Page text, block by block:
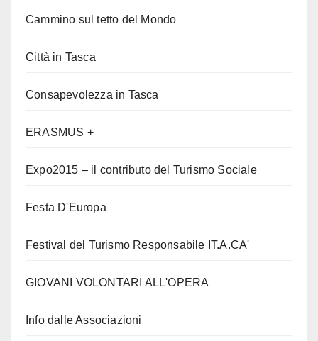
Cammino sul tetto del Mondo
Città in Tasca
Consapevolezza in Tasca
ERASMUS +
Expo2015 – il contributo del Turismo Sociale
Festa D'Europa
Festival del Turismo Responsabile IT.A.CA'
GIOVANI VOLONTARI ALL'OPERA
Info dalle Associazioni